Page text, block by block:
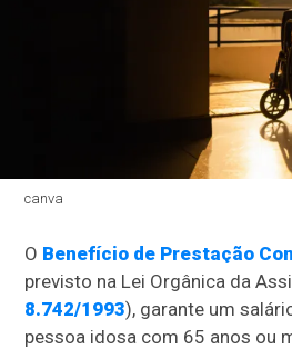
canva
O Benefício de Prestação
previsto na Lei Orgânica da
8.742/1993), garante um
pessoa idosa com 65 anos ou